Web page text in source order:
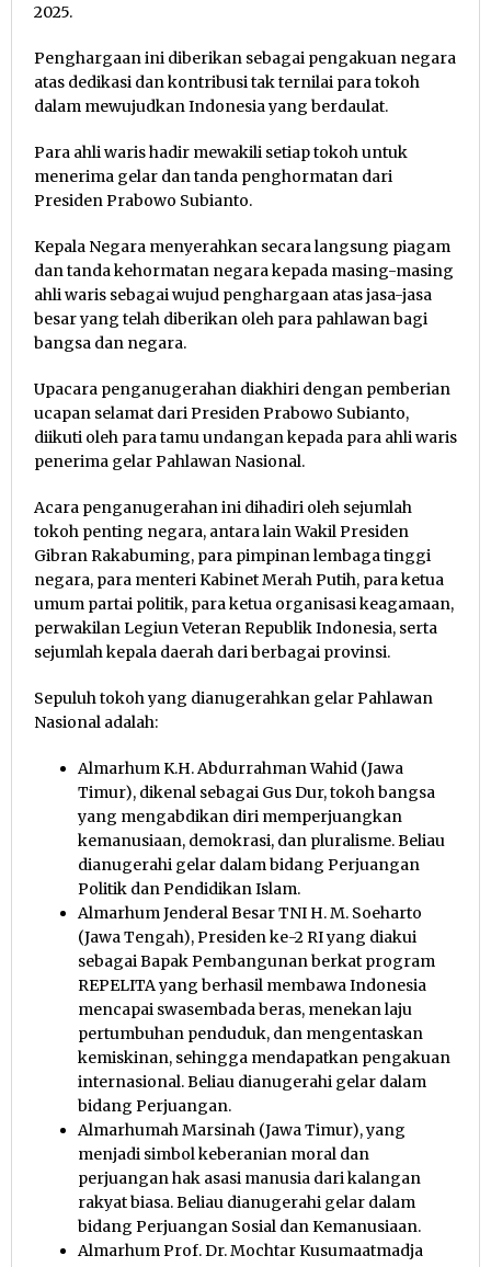
2025.
Penghargaan ini diberikan sebagai pengakuan negara
atas dedikasi dan kontribusi tak ternilai para tokoh
dalam mewujudkan Indonesia yang berdaulat.
Para ahli waris hadir mewakili setiap tokoh untuk
menerima gelar dan tanda penghormatan dari
Presiden Prabowo Subianto.
Kepala Negara menyerahkan secara langsung piagam
dan tanda kehormatan negara kepada masing-masing
ahli waris sebagai wujud penghargaan atas jasa-jasa
besar yang telah diberikan oleh para pahlawan bagi
bangsa dan negara.
Upacara penganugerahan diakhiri dengan pemberian
ucapan selamat dari Presiden Prabowo Subianto,
diikuti oleh para tamu undangan kepada para ahli waris
penerima gelar Pahlawan Nasional.
Acara penganugerahan ini dihadiri oleh sejumlah
tokoh penting negara, antara lain Wakil Presiden
Gibran Rakabuming, para pimpinan lembaga tinggi
negara, para menteri Kabinet Merah Putih, para ketua
umum partai politik, para ketua organisasi keagamaan,
perwakilan Legiun Veteran Republik Indonesia, serta
sejumlah kepala daerah dari berbagai provinsi.
Sepuluh tokoh yang dianugerahkan gelar Pahlawan
Nasional adalah:
Almarhum K.H. Abdurrahman Wahid (Jawa
Timur), dikenal sebagai Gus Dur, tokoh bangsa
yang mengabdikan diri memperjuangkan
kemanusiaan, demokrasi, dan pluralisme. Beliau
dianugerahi gelar dalam bidang Perjuangan
Politik dan Pendidikan Islam.
Almarhum Jenderal Besar TNI H. M. Soeharto
(Jawa Tengah), Presiden ke-2 RI yang diakui
sebagai Bapak Pembangunan berkat program
REPELITA yang berhasil membawa Indonesia
mencapai swasembada beras, menekan laju
pertumbuhan penduduk, dan mengentaskan
kemiskinan, sehingga mendapatkan pengakuan
internasional. Beliau dianugerahi gelar dalam
bidang Perjuangan.
Almarhumah Marsinah (Jawa Timur), yang
menjadi simbol keberanian moral dan
perjuangan hak asasi manusia dari kalangan
rakyat biasa. Beliau dianugerahi gelar dalam
bidang Perjuangan Sosial dan Kemanusiaan.
Almarhum Prof. Dr. Mochtar Kusumaatmadja